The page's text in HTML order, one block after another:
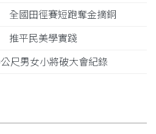
全國田徑賽短跑奪金摘銅
推平民美學實踐
尺男女小將破大會紀錄